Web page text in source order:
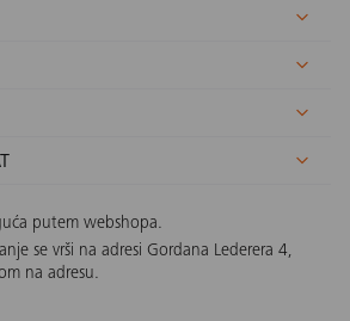
putem webshopa.
se vrši na adresi Gordana Lederera 4,
na adresu.